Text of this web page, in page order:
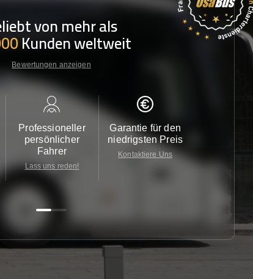
von mehr als
Kunden weltweit
Bewertungen anzeigen
Professioneller
persönlicher
Fahrer
Lass uns reden!
Garantie für den
niedrigsten Preis
Kontaktiere Uns